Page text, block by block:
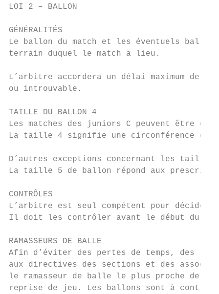
LOI 2 – BALLON
GÉNÉRALITÉS
Le ballon du match et les éventuels
terrain duquel le match a lieu.
L’arbitre accordera un délai maximum de
ou introuvable.
TAILLE DU BALLON 4
Les matches des juniors C peuvent être
La taille 4 signifie une circonférence de
D’autres exceptions concernant les
La taille 5 de ballon répond aux
CONTRÔLES
L’arbitre est seul compétent pour
Il doit les contrôler avant le début du
RAMASSEURS DE BALLE
Afin d’éviter des pertes de temps, des
aux directives des sections et des
le ramasseur de balle le plus proche de
reprise de jeu. Les ballons sont à